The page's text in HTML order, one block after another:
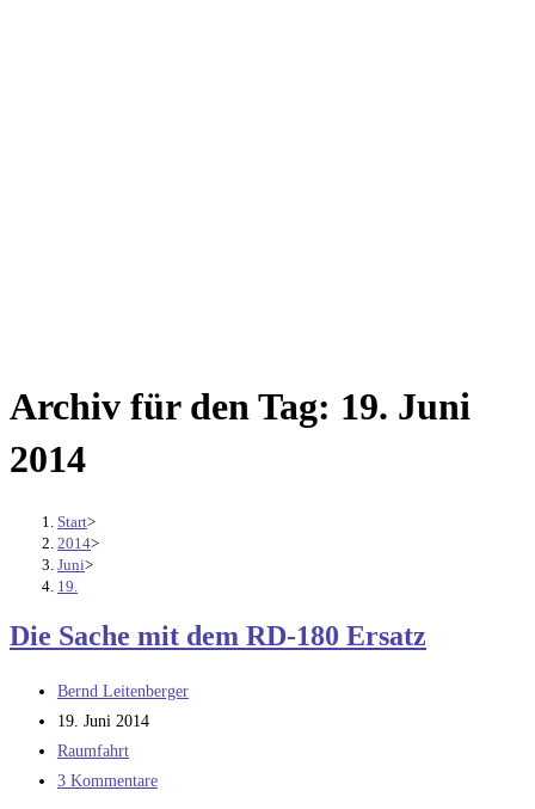
Archiv für den Tag: 19. Juni
2014
Start>
2014>
Juni>
19.
Die Sache mit dem RD-180 Ersatz
Beitrags-
Autor:
Bernd Leitenberger
Beitrag
veröffentlicht:
19. Juni 2014
Beitrags-
Kategorie:
Raumfahrt
Beitrags-
3 Kommentare